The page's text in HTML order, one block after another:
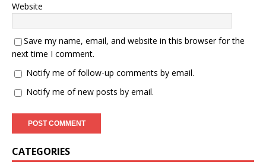
Website
Save my name, email, and website in this browser for the
next time I comment.
Notify me of follow-up comments by email.
Notify me of new posts by email.
CATEGORIES